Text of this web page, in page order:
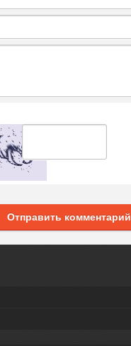
Отправить комментарий